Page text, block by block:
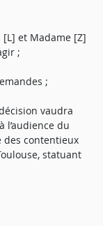
[L] et Madame [Z]
;
;
vaudra
l’audience du
des contentieux
statuant